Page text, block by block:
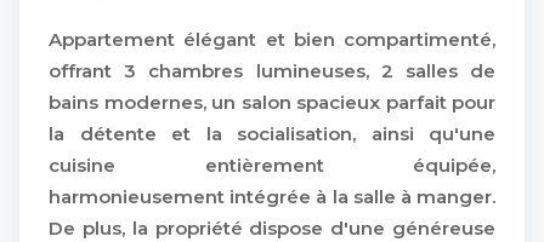
Appartement élégant et bien compartimenté,
offrant 3 chambres lumineuses, 2 salles de
bains modernes, un salon spacieux parfait pour
la détente et la socialisation, ainsi qu'une
cuisine entièrement équipée,
harmonieusement intégrée à la salle à manger.
De plus, la propriété dispose d'une généreuse